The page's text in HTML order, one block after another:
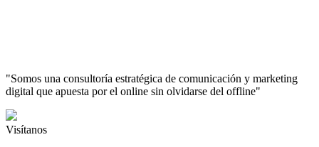
"Somos una consultoría estratégica de comunicación y marketing
digital que apuesta por el online sin olvidarse del offline"
Visítanos